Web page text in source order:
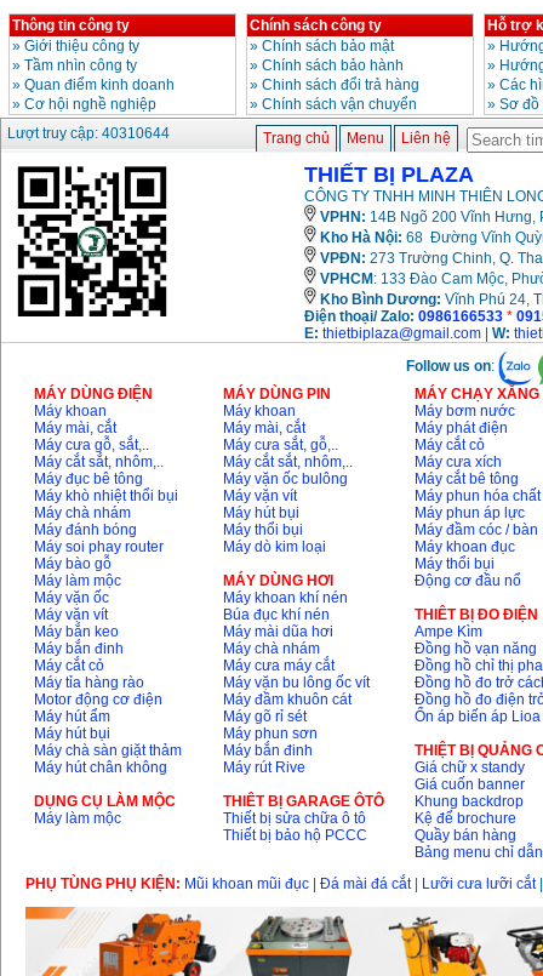
Máy khoan Bosch đa
năng GBH 2-26DRE
(800W)
Giá :3980000
xăng Stihl MS661
Giá:
Máy cắt góc đa năng
Makita LS1019L
(1510W)
Giá: 14068000
Giá: 2200000
Máy khoan Bosch
GSB 16RE (750W)
Giá:1850000
Động cơ xăng Honda
GX160 (5.5HP)
Giá
Máy mài 100mm
Makita 9553B (710W)
Giá
Thông tin công ty
» Giới thiệu công ty
» Tầm nhìn công ty
» Quan điểm kinh doanh
» Cơ hội nghề nghiệp
Chính sách công ty
» Chính sách bảo mật
» Chính sách bảo hành
» Chinh sách đổi trả hàng
» Chính sách vận chuyển
Hỗ trợ
»
»
» Các
» Sơ
Lượt truy cập: 40310644
Trang chủ Menu Liên hệ
THIẾT BỊ PLAZA
CÔNG TY TNHH MINH THIÊN
VPHN: 14B Ngõ 200 Vĩnh Hưng,
Kho Hà Nội: 68 Đường Vĩnh
VPĐN: 273 Trường Chinh, Q.
VPHCM : 133 Đào Cam Mộc,
Kho Bình Dương: Vĩnh Phú 24,
Điện thoại/ Zalo: 0986166533 *
E: thietbiplaza@gmail.com W:
Follow us on:
MÁY DÙNG ĐIỆN
Máy khoan
Máy mài, cắt
Máy cưa gỗ, sắt,..
Máy cắt sắt, nhôm,..
Máy đục bê tông
Máy khò nhiệt thổi bụi
Máy chà nhám
Máy đánh bóng
Máy soi phay router
Máy bào gỗ
Máy làm mộc
Máy vặn ốc
Máy vặn vít
Máy bắn keo
Máy bắn đinh
Máy cắt cỏ
Máy tỉa hàng rào
Motor động cơ điện
Máy hút ẩm
Máy hút bụi
Máy chà sàn giặt thảm
Máy hút chân không
DỤNG CỤ LÀM MỘC
Máy làm mộc
MÁY DÙNG PIN
Máy khoan
Máy mài, cắt
Máy cưa sắt, gỗ,..
Máy cắt sắt, nhôm,..
Máy vặn ốc bulông
Máy vặn vít
Máy hút bụi
Máy thổi bụi
Máy dò kim loại
MÁY DÙNG HƠI
Máy khoan khí nén
Búa đục khí nén
Máy mài dũa hơi
Máy chà nhám
Máy cưa máy cắt
Máy vặn bu lông ốc vít
Máy đầm khuôn cát
Máy gõ rỉ sét
Máy phun sơn
Máy bắn đinh
Máy rút Rive
THIÊT BỊ GARAGE ÔTÔ
Thiết bị sửa chữa ô tô
Thiết bị bảo hộ PCCC
MÁY CHẠY
Máy bơm nước
Máy phát điện
Máy cắt cỏ
Máy cưa xích
Máy cắt bê tông
Máy phun hóa chất
Máy phun áp lực
Máy đầm cóc / bàn
Máy khoan đục
Máy thổi bụi
Động cơ đầu nổ
THIÊT BỊ ĐO ĐIỆN
Ampe Kìm
Đồng hồ vạn năng
Đồng hồ chỉ thị pha
Đồng hồ đo trở
Đồng hồ đo điện
Ổn áp biến áp Lioa
THIỆT BỊ QUẢNG
Giá chữ x standy
Giá cuốn banner
Khung backdrop
Kệ để brochure
Quầy bán hàng
Bảng menu chỉ dẫn
PHỤ TÙNG PHỤ KIỆN: Mũi khoan mũi đục Đá mài đá cắt| Lưỡi cưa lưỡi cắt